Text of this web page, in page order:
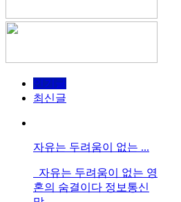
인기글
최신글
자유는 두려움이 없는 ...
자유는 두려움이 없는 영
혼의 숨결이다 정보통신